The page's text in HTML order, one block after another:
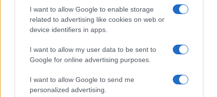
I want to allow Google to enable storage
related to advertising like cookies on web or
device identifiers in apps.
I want to allow my user data to be sent to
Google for online advertising purposes.
I want to allow Google to send me
personalized advertising.
Το διαβάσαμε εδώ
Δείτε και αυτά
Εύκολες ιδέες για αρχάριους: εκλεκτικό στιλ με γήινες